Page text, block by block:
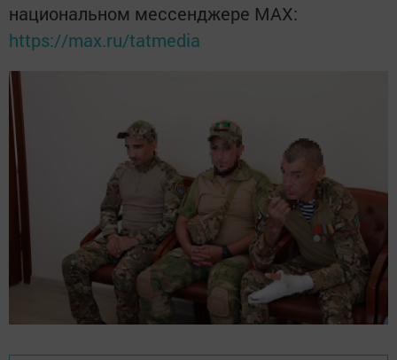
национальном мессенджере MАХ:
https://max.ru/tatmedia